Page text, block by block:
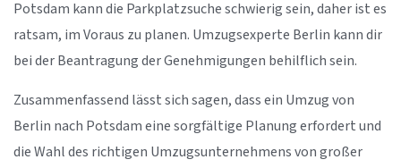
Potsdam kann die Parkplatzsuche schwierig sein, daher ist es
ratsam, im Voraus zu planen. Umzugsexperte Berlin kann dir
bei der Beantragung der Genehmigungen behilflich sein.
Zusammenfassend lässt sich sagen, dass ein Umzug von
Berlin nach Potsdam eine sorgfältige Planung erfordert und
die Wahl des richtigen Umzugsunternehmens von großer